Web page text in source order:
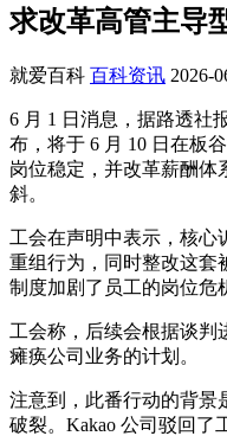
求改革高管主导
就爱百科 百科资讯 2026-
6 月 1 日消息，据路透社
布，将于 6 月 10 日在板
岗位稳定，并改革薪酬体
斜。
工会在声明中表示，核心
重组行为，同时整改这套
制度加剧了员工的岗位危
工会称，后续会根据谈判
瘫痪公司业务的计划。
注意到，此番行动的背景
破裂。Kakao 公司驳回了